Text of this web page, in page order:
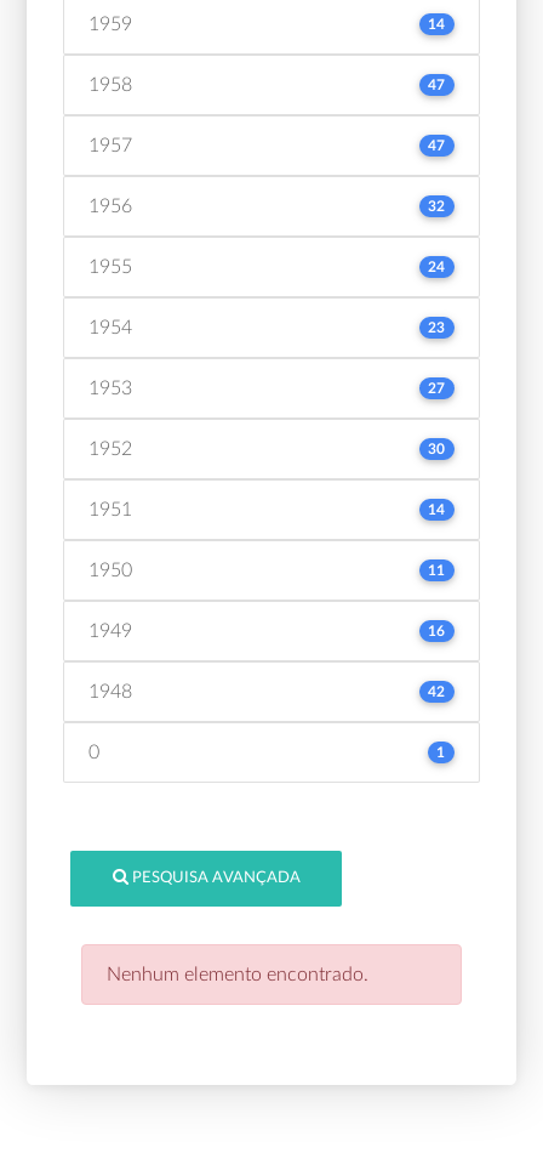
1959 14
1958 47
1957 47
1956 32
1955 24
1954 23
1953 27
1952 30
1951 14
1950 11
1949 16
1948 42
0 1
PESQUISA AVANÇADA
Nenhum elemento encontrado.